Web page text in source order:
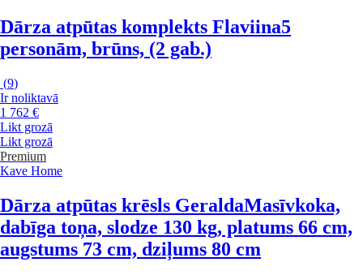
Dārza atpūtas komplekts Flaviina5
personām, brūns, (2 gab.)
(9)
Ir noliktavā
1 762 €
Likt grozā
Likt grozā
Premium
Kave Home
Dārza atpūtas krēsls GeraldaMasīvkoka,
dabīga toņa, slodze 130 kg, platums 66 cm,
augstums 73 cm, dziļums 80 cm